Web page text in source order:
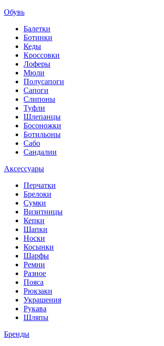
Обувь
Балетки
Ботинки
Кеды
Кроссовки
Лоферы
Мюли
Полусапоги
Сапоги
Слипоны
Туфли
Шлепанцы
Босоножки
Ботильоны
Сабо
Сандалии
Аксессуары
Перчатки
Брелоки
Сумки
Визитницы
Кепки
Шапки
Носки
Косынки
Шарфы
Ремни
Разное
Пояса
Рюкзаки
Украшения
Рукава
Шляпы
Бренды